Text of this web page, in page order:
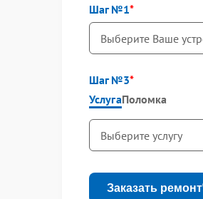
Шаг №1
Шаг №3
УслугаПоломка
Заказать ремонт